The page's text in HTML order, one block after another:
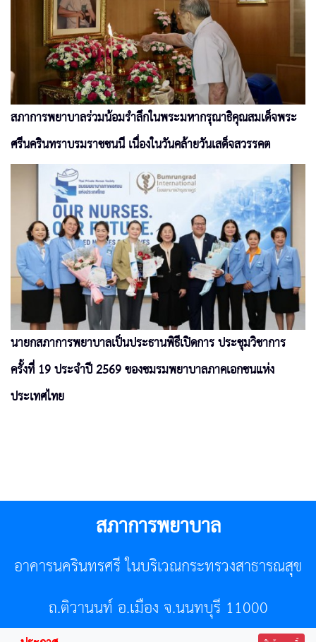
สภาการพยาบาลร่วมน้อมรำลึกในพระมหากรุณาธิคุณสมเด็จพระ
ศรีนครินทราบรมราชชนนี เนื่องในวันคล้ายวันเสด็จสวรรคต
นายกสภาการพยาบาลเป็นประธานพิธีเปิดการ ประชุมวิชาการ
ครั้งที่ 19 ประจำปี 2569 ของชมรมพยาบาลภาคเอกชนแห่ง
ประเทศไทย
สภาการพยาบาล
อาคารนครินทรศรี ในบริเวณกระทรวงสาธารณสุข
ถ.ติวานนท์ อ.เมือง จ.นนทบุรี 11000